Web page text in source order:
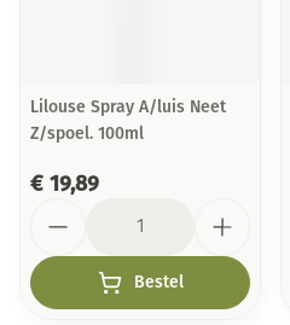
Lilouse Spray A/luis Neet
Z/spoel. 100ml
€ 19,89
Bestel